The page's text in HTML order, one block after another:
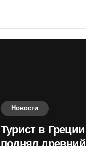
Новости
Турист в Греции